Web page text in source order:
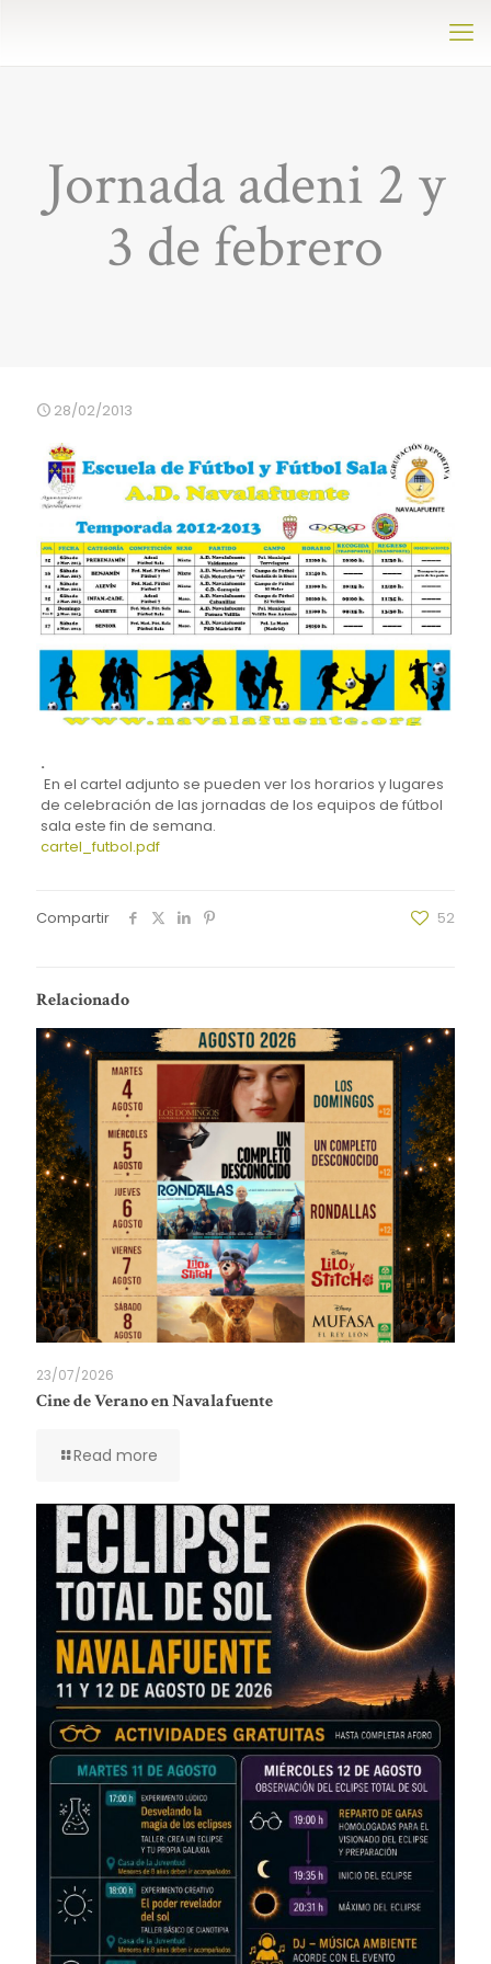
Jornada adeni 2 y
3 de febrero
28/02/2013
.
En el cartel adjunto se pueden ver los horarios y lugares
de celebración de las jornadas de los equipos de fútbol
sala este fin de semana.
cartel_futbol.pdf
Compartir 52
Relacionado
23/07/2026
Cine de Verano en Navalafuente
Read more